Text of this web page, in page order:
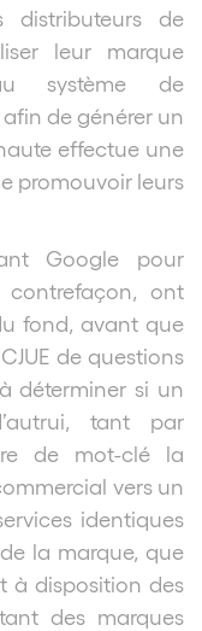
distributeurs de
leur marque
système de
de générer un
effectue une
promouvoir leurs
Google pour
ont
fond, avant que
de questions
déterminer si un
tant par
de mot-clé la
vers un
identiques
la marque, que
à disposition des
des marques